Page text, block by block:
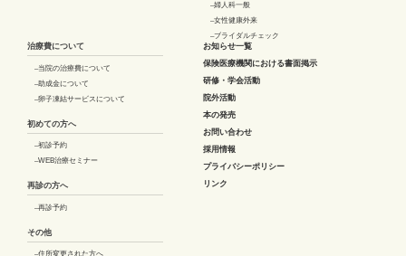
婦人科一般
女性健康外来
ブライダルチェック
治療費について
当院の治療費について
助成金について
卵子凍結サービスについて
初めての方へ
初診予約
WEB治療セミナー
再診の方へ
再診予約
その他
住所変更された方へ
お知らせ一覧
保険医療機関における書面掲示
研修・学会活動
院外活動
本の発売
お問い合わせ
採用情報
プライバシーポリシー
リンク